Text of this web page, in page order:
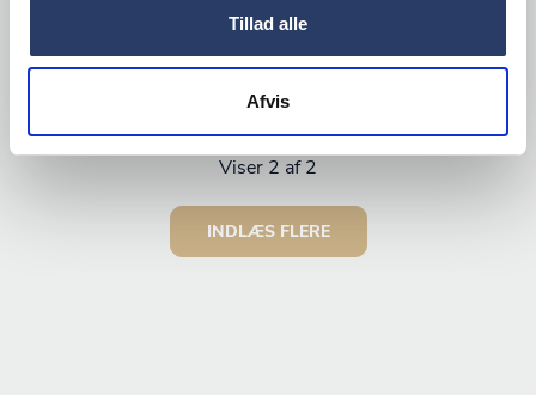
Tillad alle
Afvis
LÆG I KURV
Viser 2 af 2
INDLÆS FLERE